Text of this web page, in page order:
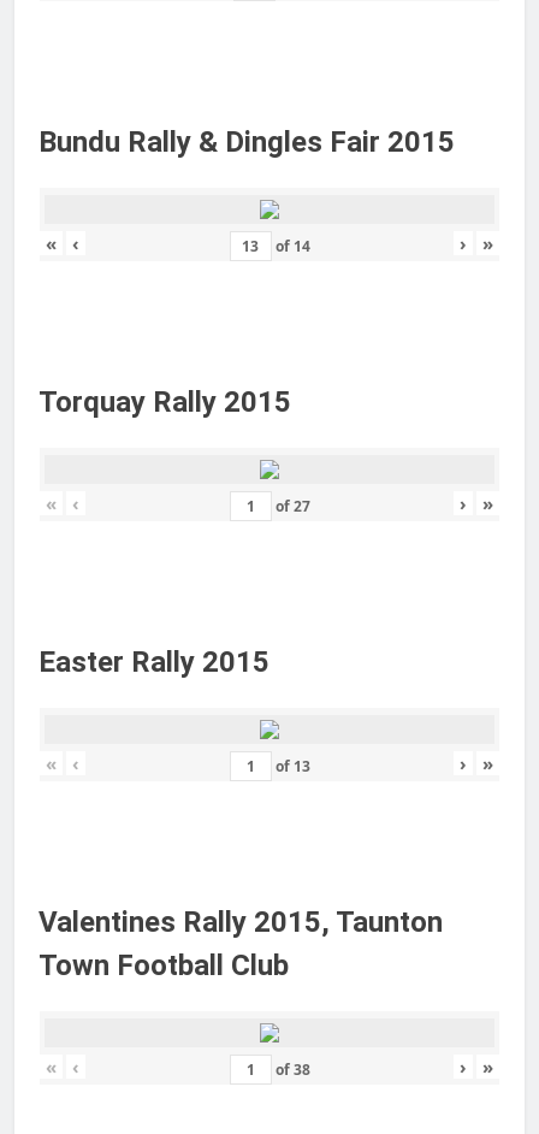
Bundu Rally & Dingles Fair 2015
« ‹ of 14 › »
Torquay Rally 2015
« ‹ of27 › »
Easter Rally 2015
« ‹ of 13 › »
Valentines Rally 2015, Taunton
Town Football Club
« ‹ of38 › »